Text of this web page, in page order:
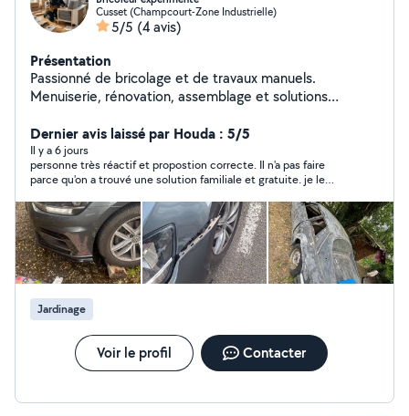
Cusset (Champcourt-Zone Industrielle)
5/5 (4 avis)
Présentation
Passionné de bricolage et de travaux manuels.
Menuiserie, rénovation, assemblage et solutions
Dernier avis laissé par Houda : 5/5
Il y a 6 jours
personne très réactif et propostion correcte. Il n'a pas faire
parce qu'on a trouvé une solution familiale et gratuite. je le
Jardinage
Voir le profil Contacter